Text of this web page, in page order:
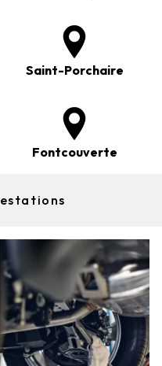
Saint-Porchaire
Fontcouverte